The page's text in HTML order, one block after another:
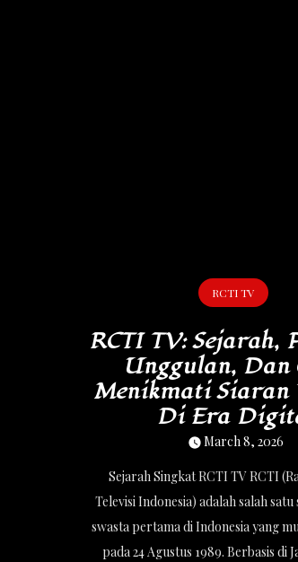
RCTI TV
RCTI TV: Sejarah,
Unggulan, Dan
Menikmati Siaran
Di Era
March 8, 2026
Sejarah Singkat RCTI TV RCTI
Televisi Indonesia) adalah salah
swasta pertama di Indonesia yang
pada 24 Agustus 1989. Berbasis di